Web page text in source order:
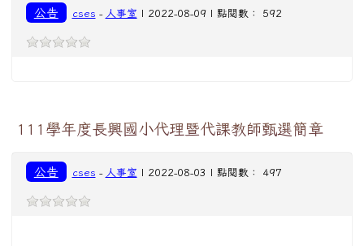
公告 cses - 人事室 | 2022-08-09 | 點閱數： 592
111學年度長興國小代理暨代課教師甄選簡章
公告 cses - 人事室 | 2022-08-03 | 點閱數： 497